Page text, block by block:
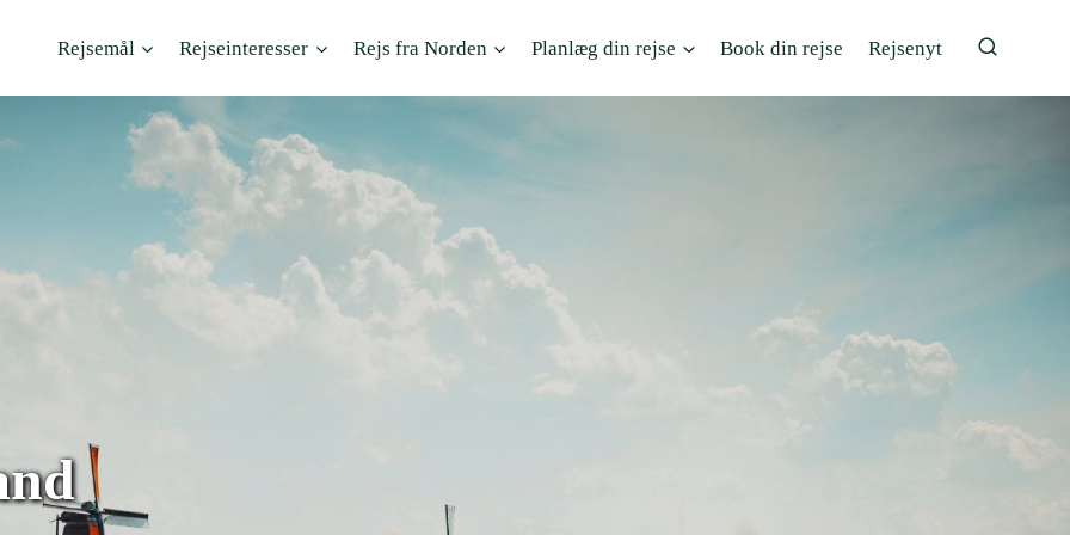
Rejsemål Rejseinteresser Rejs fra Norden Planlæg din rejse Book din rejse Rejsenyt